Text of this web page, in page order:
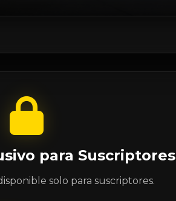
para Suscriptores
solo para suscriptores.